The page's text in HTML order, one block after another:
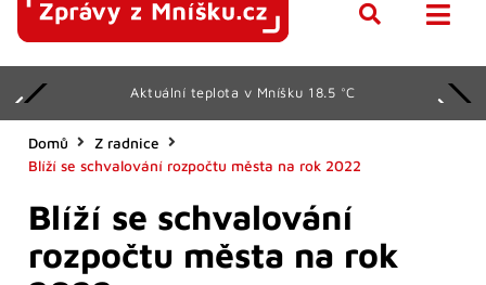
Aktuální teplota v Mníšku 18.5 °C
Domů
Z radnice
Blíží se schvalování rozpočtu města na rok 2022
Blíží se schvalování
rozpočtu města na rok